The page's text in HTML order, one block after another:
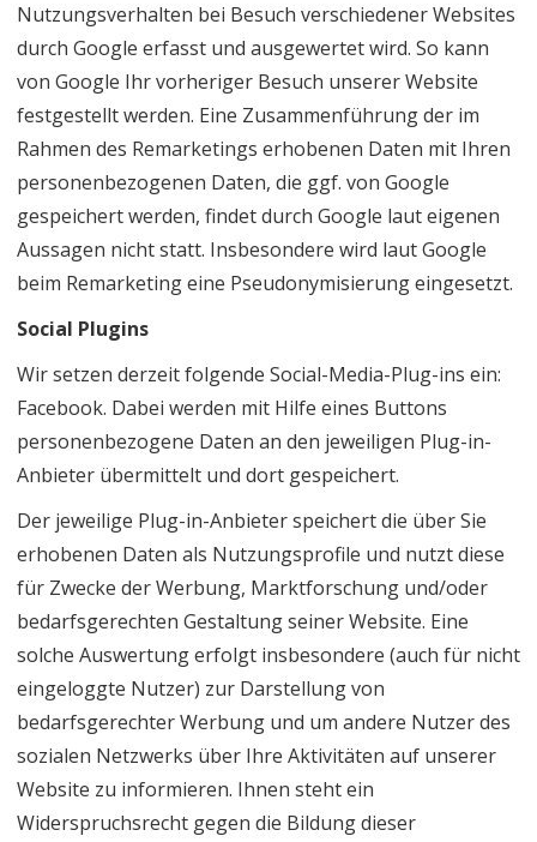
Nutzungsverhalten bei Besuch verschiedener Websites
durch Google erfasst und ausgewertet wird. So kann
von Google Ihr vorheriger Besuch unserer Website
festgestellt werden. Eine Zusammenführung der im
Rahmen des Remarketings erhobenen Daten mit Ihren
personenbezogenen Daten, die ggf. von Google
gespeichert werden, findet durch Google laut eigenen
Aussagen nicht statt. Insbesondere wird laut Google
beim Remarketing eine Pseudonymisierung eingesetzt.
Social Plugins
Wir setzen derzeit folgende Social-Media-Plug-ins ein:
Facebook. Dabei werden mit Hilfe eines Buttons
personenbezogene Daten an den jeweiligen Plug-in-
Anbieter übermittelt und dort gespeichert.
Der jeweilige Plug-in-Anbieter speichert die über Sie
erhobenen Daten als Nutzungsprofile und nutzt diese
für Zwecke der Werbung, Marktforschung und/oder
bedarfsgerechten Gestaltung seiner Website. Eine
solche Auswertung erfolgt insbesondere (auch für nicht
eingeloggte Nutzer) zur Darstellung von
bedarfsgerechter Werbung und um andere Nutzer des
sozialen Netzwerks über Ihre Aktivitäten auf unserer
Website zu informieren. Ihnen steht ein
Widerspruchsrecht gegen die Bildung dieser